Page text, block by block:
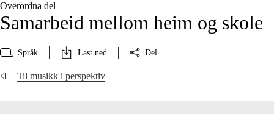
Overordna del
Samarbeid mellom heim og skole
Språk Last ned Del
Til musikk i perspektiv